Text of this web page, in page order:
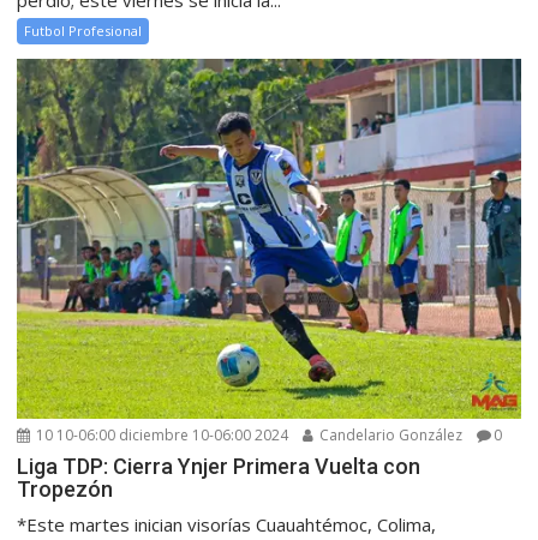
Futbol Profesional
10 10-06:00 diciembre 10-06:00 2024 Candelario González 0
Liga TDP: Cierra Ynjer Primera Vuelta con
Tropezón
*Este martes inician visorías Cuauahtémoc, Colima,